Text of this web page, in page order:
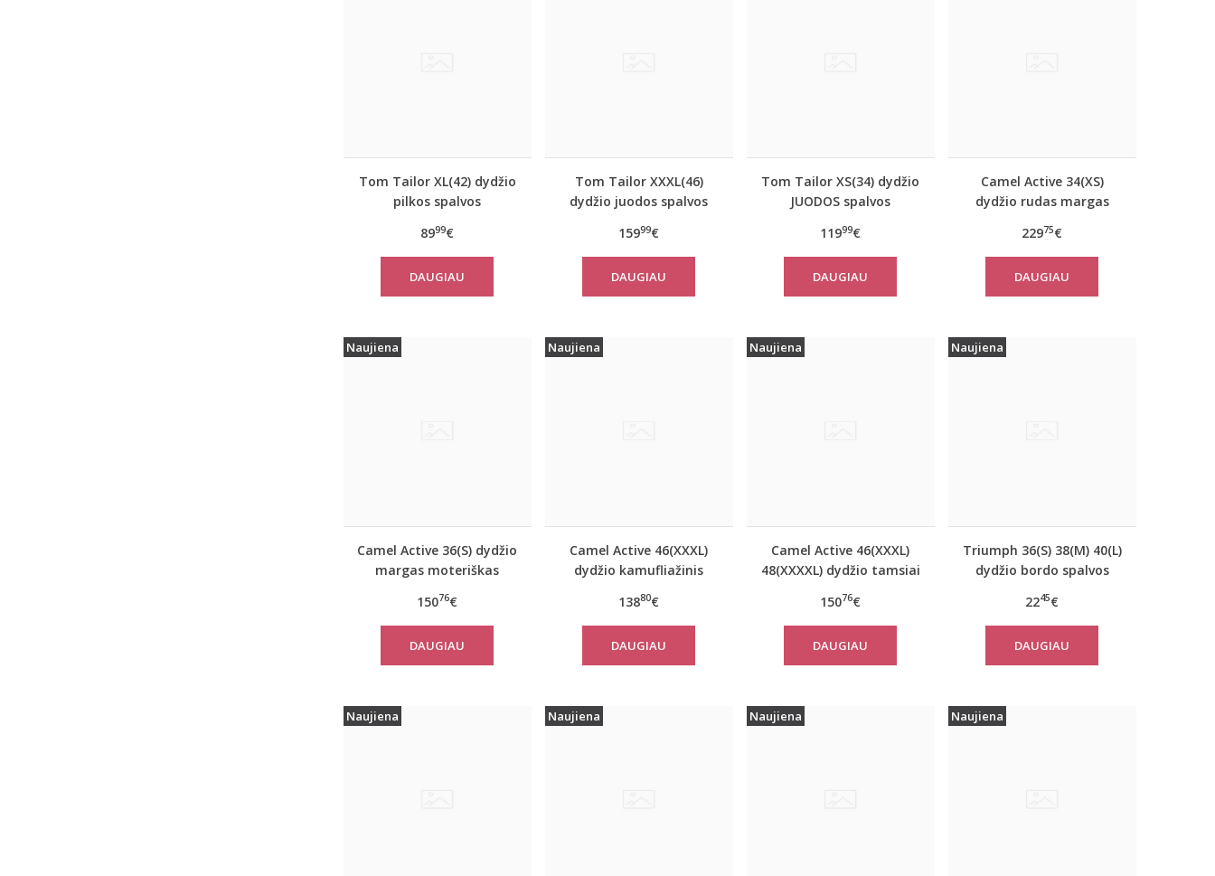
Tom Tailor XL(42) dydžio
pilkos spalvos
paltas Tom Tailor 10367
8999€
DAUGIAU
Tom Tailor XXXL(46)
dydžio juodos spalvos
žiemai Tom Tailor 14482
15999€
DAUGIAU
Tom Tailor XS(34) dydžio
JUODOS spalvos
paltas Tom Tailor 29999
11999€
DAUGIAU
Camel Active 34(XS)
dydžio rudas margas
paltas 310050 6F32
22975€
DAUGIAU
Naujiena
Camel Active 36(S) dydžio
margas moteriškas
2501
15076€
DAUGIAU
Naujiena
Camel Active 46(XXXL)
dydžio kamufliažinis
310780
13880€
DAUGIAU
Naujiena
Camel Active 46(XXXL)
48(XXXXL) dydžio tamsiai
moteriškas paltas
310760
15076€
DAUGIAU
Naujiena
Triumph 36(S) 38(M) 40(L)
dydžio bordo spalvos
Climate Control LSL Top
Turtle Neck
2245€
DAUGIAU
Naujiena Naujiena Naujiena Naujiena